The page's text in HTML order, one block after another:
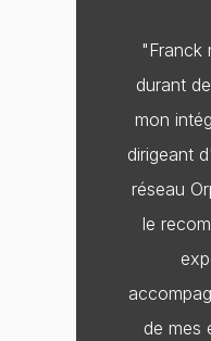
"Franck
durant
mon
dirigeant
réseau
le
de mes